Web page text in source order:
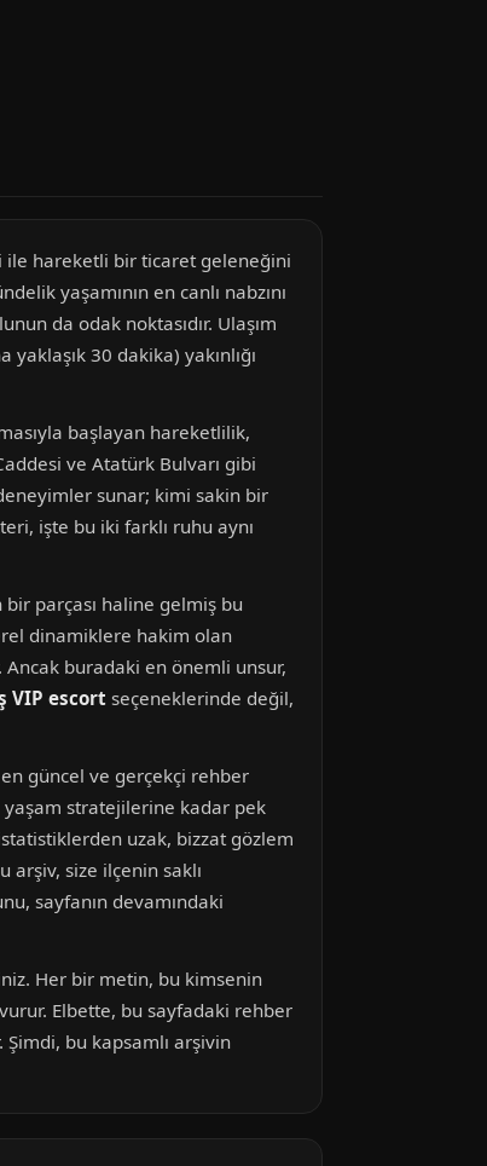
ile hareketli bir ticaret geleneğini
yaşamının en canlı nabzını
da odak noktasıdır. Ulaşım
30 dakika) yakınlığı
başlayan hareketlilik,
ve Atatürk Bulvarı gibi
sunar; kimi sakin bir
işte bu iki farklı ruhu aynı
parçası haline gelmiş bu
dinamiklere hakim olan
Ancak buradaki en önemli unsur,
VIP escort seçeneklerinde değil,
en güncel ve gerçekçi rehber
stratejilerine kadar pek
uzak, bizzat gözlem
arşiv, size ilçenin saklı
sayfanın devamındaki
Her bir metin, bu kimsenin
Elbette, bu sayfadaki rehber
bu kapsamlı arşivin